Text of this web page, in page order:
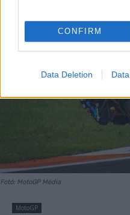
CONFIRM
Data Deletion